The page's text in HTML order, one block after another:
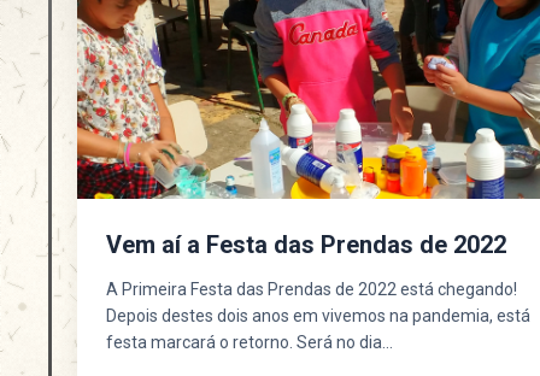
Vem aí a Festa das Prendas de 2022
A Primeira Festa das Prendas de 2022 está chegando!
Depois destes dois anos em vivemos na pandemia, está
festa marcará o retorno. Será no dia...